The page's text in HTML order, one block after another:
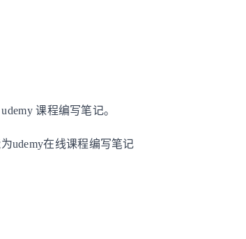
课程编写笔记。
udemy在线课程编写笔记